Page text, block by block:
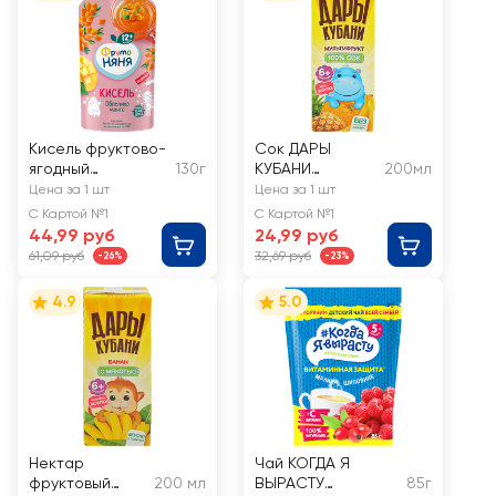
Кисель фруктово-
ягодный
ФРУТОНЯНЯ из
облепихи и манго,
с 12 месяцев
130г
Цена за 1 шт
С Картой №1
44,99 руб
61,09 руб -26%
Сок ДАРЫ
КУБАНИ
Мультифрукт, с 6
месяцев
200мл
Цена за 1 шт
С Картой №1
24,99 руб
32,69 руб -23%
4.9
Нектар
фруктовый
200 мл
5.0
Чай КОГДА Я
ВЫРАСТУ
85г